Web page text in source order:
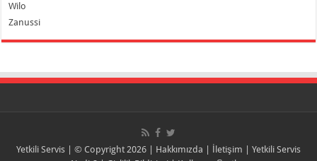
Wilo
Zanussi
Yetkili Servis | © Copyright 2026 | Hakkımızda İletişim
Yetkili Servis